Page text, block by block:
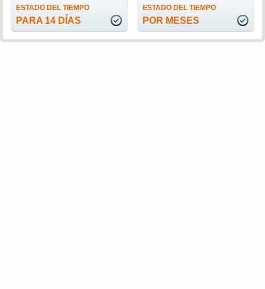
ESTADO DEL TIEMPO
PARA 14 DÍAS
ESTADO DEL TIEMPO
POR MESES